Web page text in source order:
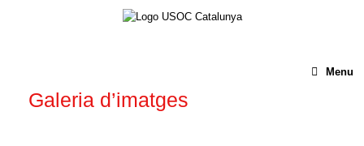
Menu
Galeria d’imatges